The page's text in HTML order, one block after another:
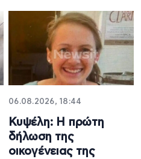
06.08.2026, 18:44
Κυψέλη: Η πρώτη
δήλωση της
οικογένειας της